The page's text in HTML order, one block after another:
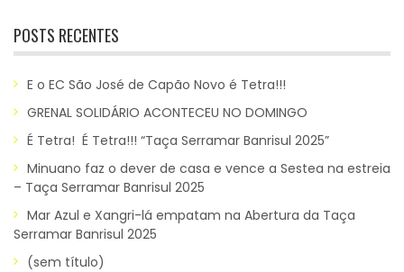
POSTS RECENTES
E o EC São José de Capão Novo é Tetra!!!
GRENAL SOLIDÁRIO ACONTECEU NO DOMINGO
É Tetra! É Tetra!!! “Taça Serramar Banrisul 2025”
Minuano faz o dever de casa e vence a Sestea na estreia
– Taça Serramar Banrisul 2025
Mar Azul e Xangri-lá empatam na Abertura da Taça
Serramar Banrisul 2025
(sem título)